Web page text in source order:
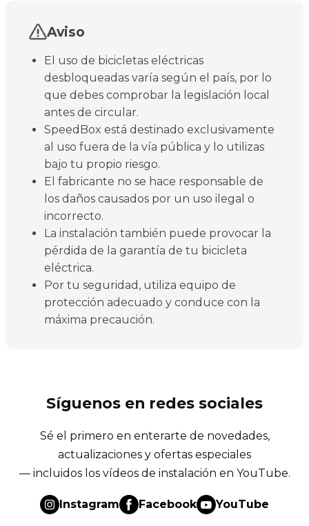
Aviso
El uso de bicicletas eléctricas
desbloqueadas varía según el país, por lo
que debes comprobar la legislación local
antes de circular.
SpeedBox está destinado exclusivamente
al uso fuera de la vía pública y lo utilizas
bajo tu propio riesgo.
El fabricante no se hace responsable de
los daños causados por un uso ilegal o
incorrecto.
La instalación también puede provocar la
pérdida de la garantía de tu bicicleta
eléctrica.
Por tu seguridad, utiliza equipo de
protección adecuado y conduce con la
máxima precaución.
Síguenos en redes sociales
Sé el primero en enterarte de novedades,
actualizaciones y ofertas especiales
— incluidos los vídeos de instalación en YouTube.
Instagram Facebook YouTube